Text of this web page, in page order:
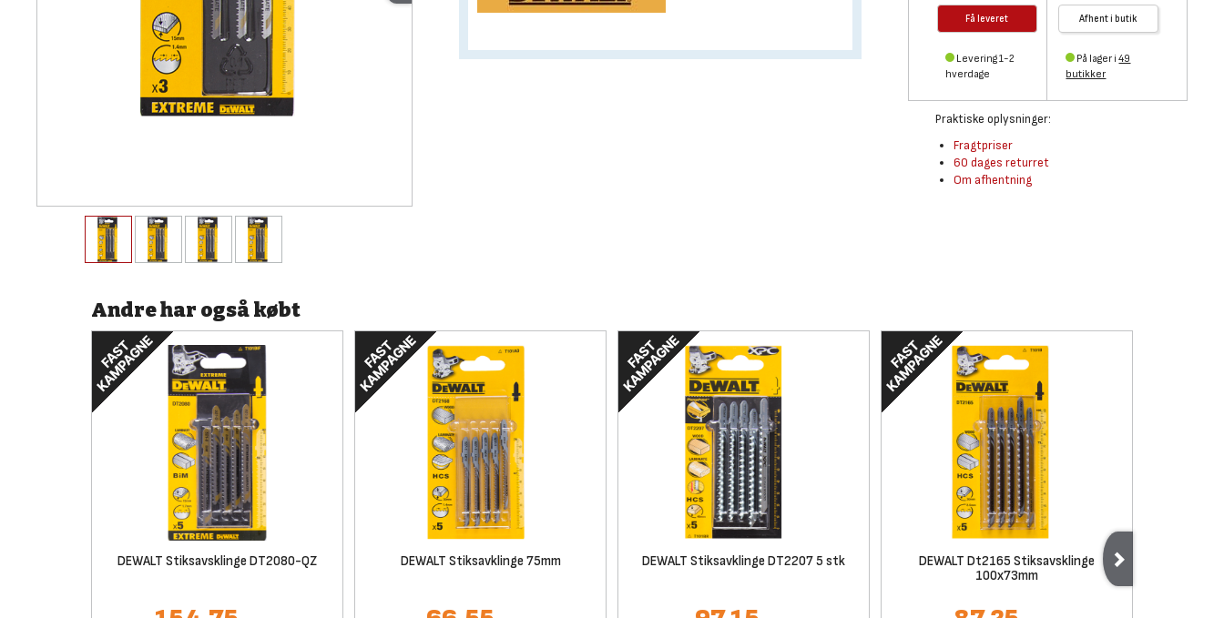
Få leveret
Levering 1-2
hverdage
Afhent i butik
På lager i49
butikker
Praktiske oplysninger:
Fragtpriser
60 dages returret
Om afhentning
Andre har også købt
DEWALT Stiksavsklinge DT2080-QZ DEWALT Stiksavklinge 75mm DEWALT Stiksavklinge DT2207 5 stk
DEWALT Dt2165 Stiksavsklinge
100x73mm